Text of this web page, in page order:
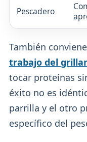
Pescadero
También
trabajo del
tocar proteínas
éxito no es
parrilla y el otro
específico del